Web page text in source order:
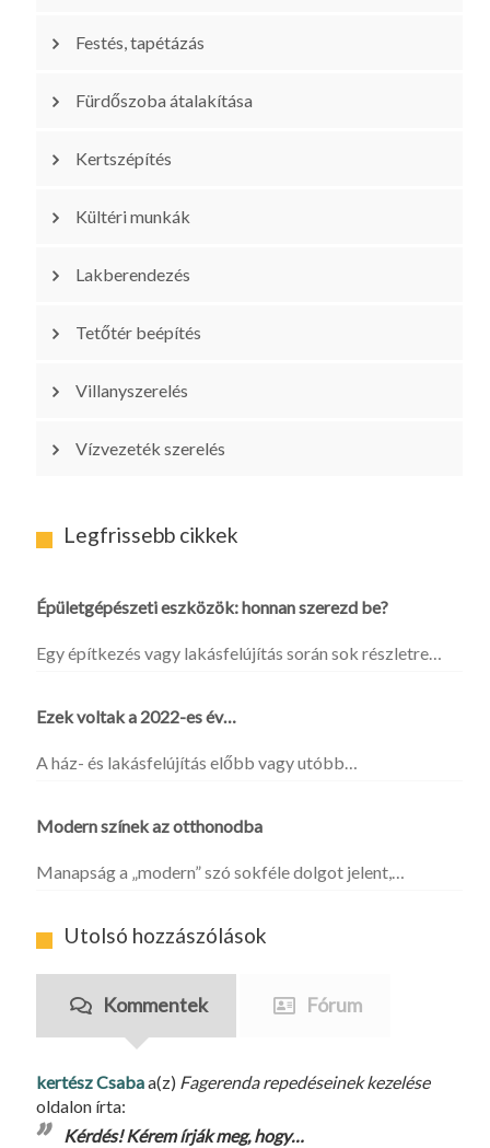
Festés, tapétázás
Fürdőszoba átalakítása
Kertszépítés
Kültéri munkák
Lakberendezés
Tetőtér beépítés
Villanyszerelés
Vízvezeték szerelés
Legfrissebb cikkek
Épületgépészeti eszközök: honnan szerezd be?
Egy építkezés vagy lakásfelújítás során sok részletre…
Ezek voltak a 2022-es év…
A ház- és lakásfelújítás előbb vagy utóbb…
Modern színek az otthonodba
Manapság a „modern” szó sokféle dolgot jelent,…
Utolsó hozzászólások
Kommentek Fórum
kertész Csabaa(z) Fagerenda repedéseinek kezelése
oldalon írta:
Kérdés! Kérem írják meg, hogy…